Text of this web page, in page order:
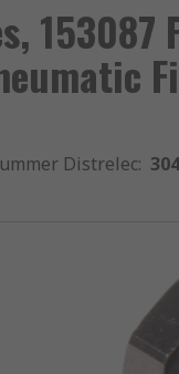
Distrelec: